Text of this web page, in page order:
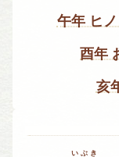
午年 ヒ
酉年
亥
いぶき